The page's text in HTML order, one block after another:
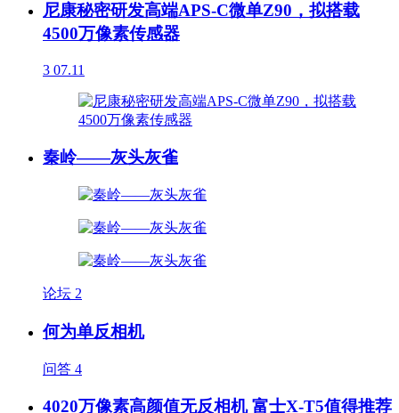
尼康秘密研发高端APS-C微单Z90，拟搭载
4500万像素传感器
3 07.11
秦岭——灰头灰雀
论坛 2
何为单反相机
问答 4
4020万像素高颜值无反相机 富士X-T5值得推荐